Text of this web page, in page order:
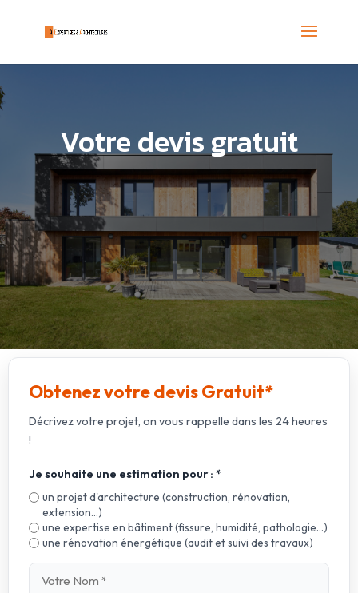
Votre devis gratuit